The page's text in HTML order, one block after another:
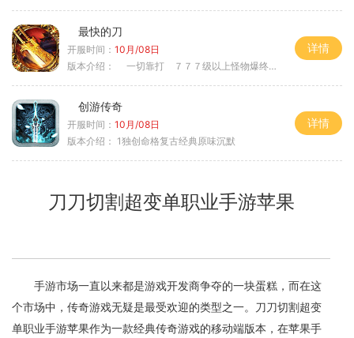
最快的刀
开服时间： 10月/08日
版本介绍：
一切靠打 ７７７级以上怪物爆终极
详情
创游传奇
开服时间： 10月/08日
版本介绍： 1独创命格复古经典原味沉默
详情
刀刀切割超变单职业手游苹果
手游市场一直以来都是游戏开发商争夺的一块蛋糕，而在这
个市场中，传奇游戏无疑是最受欢迎的类型之一。刀刀切割超变
单职业手游苹果作为一款经典传奇游戏的移动端版本，在苹果手